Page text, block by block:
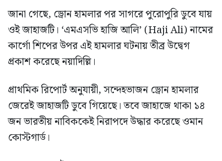
জানা গেছে, ড্রোন হামলার পর সাগরে পুরোপুরি ডুবে যায়
ওই জাহাজটি। ‘এমএসভি হাজি আলি’ (Haji Ali) নামের
কার্গো শিপের উপর এই হামলার ঘটনায় তীব্র উদ্বেগ
প্রকাশ করেছে নয়াদিল্লি।
প্রাথমিক রিপোর্ট অনুযায়ী, সন্দেহভাজন ড্রোন হামলার
জেরেই জাহাজটি ডুবে গিয়েছে। তবে জাহাজে থাকা ১৪
জন ভারতীয় নাবিককেই নিরাপদে উদ্ধার করেছে ওমান
কোস্টগার্ড।